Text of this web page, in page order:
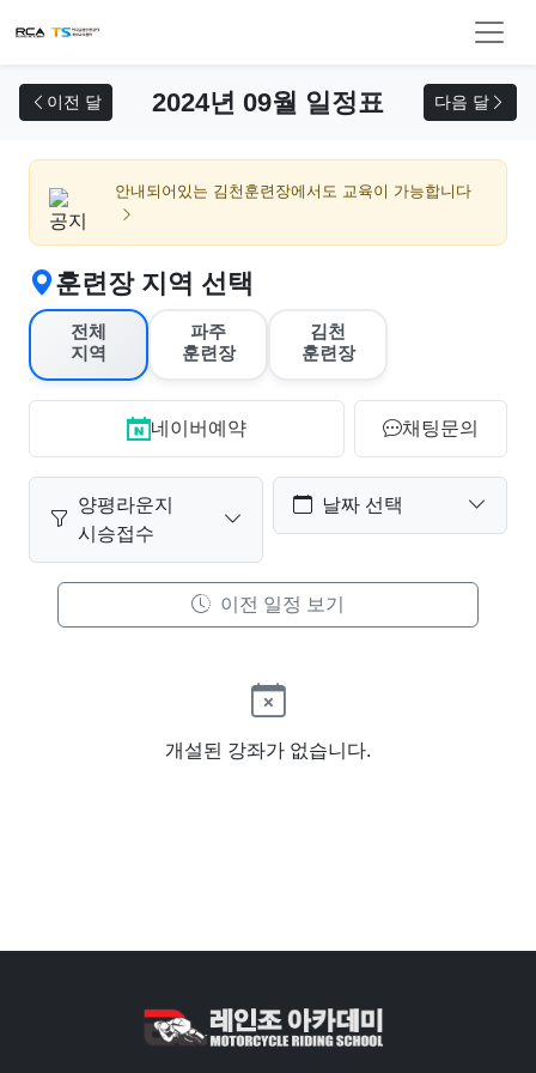
이전 달 2024년 09월 일정표 다음 달
안내되어있는 김천훈련장에서도 교육이 가능합니다
훈련장 지역 선택
전체
지역
파주
훈련장
김천
훈련장
네이버예약 채팅문의
양평라운지
시승접수
날짜 선택
이전 일정 보기
개설된 강좌가 없습니다.